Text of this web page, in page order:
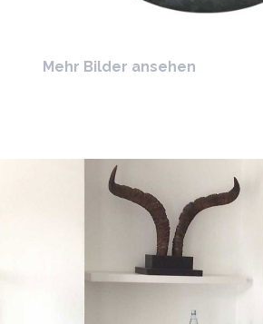
Mehr Bilder ansehen